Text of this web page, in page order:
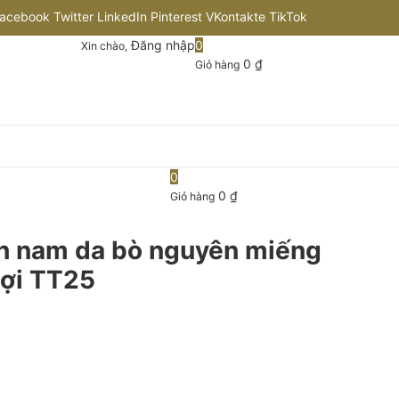
Twitter LinkedIn Pinterest VKontakte TikTok
Flickr Youtube Github
Xin chào, Đăng nhập0
Giỏ hàng 0 ₫
0
Giỏ hàng 0 ₫
nam da bò nguyên miếng
TT25